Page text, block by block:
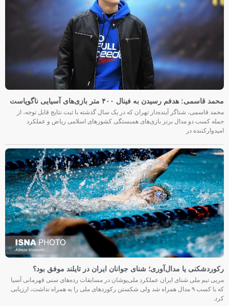
محمد قاسمی: هدفم رسیدن به فینال ۴۰۰ متر بازی‌های آسیایی ناگویاست
محمد قاسمی، شناگر آینده‌دار تهران که در یک سال گذشته با ثبت نتایج قابل توجه، از
جمله کسب دو مدال برنز بازی‌های همبستگی کشورهای اسلامی ریاض و عملکرد
امیدوارکننده در
رکوردشکنی یا مدال‌آوری؛ شنای جوانان ایران در تایلند موفق بود؟
مربی تیم ملی شنای ایران عملکرد ملی‌پوشان در مسابقات رده‌های سنی قهرمانی آسیا
که با کسب ۹ مدال همراه شد ولی شکستن رکوردهای ملی را به همراه نداشت، ارزیابی
کرد.